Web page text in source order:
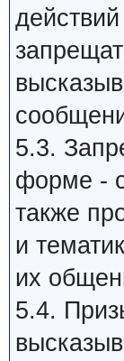
5.3.
форме -
также
и
их
5.4.